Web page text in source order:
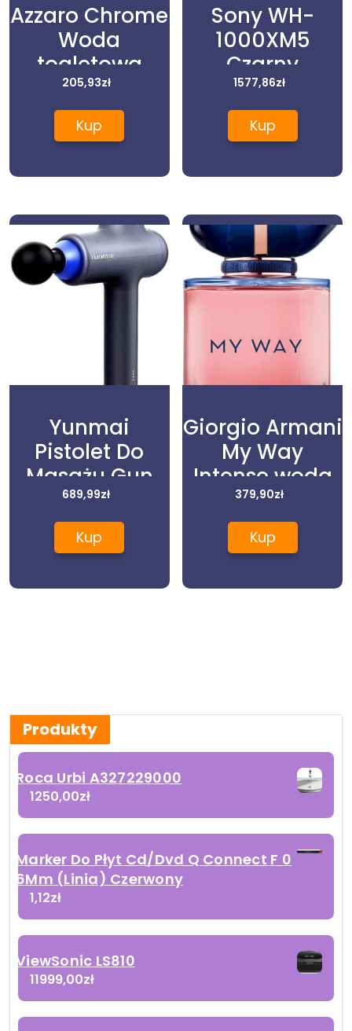
Azzaro Chrome
Woda
toaletowa
200ml spray
205,93zł
Kup
Sony WH-
1000XM5
Czarny
1577,86zł
Kup
Yunmai
Pistolet Do
Masażu Gun
Slim Chic
(NF73DF2F)
689,99zł
Kup
Giorgio Armani
My Way
Intense woda
perfumowana
refillable spray
50ml
379,90zł
Kup
Produkty
Roca Urbi A327229000
1250,00zł
Marker Do Płyt Cd/Dvd Q Connect F 0
6Mm (Linia) Czerwony
1,12zł
ViewSonic LS810
11999,00zł